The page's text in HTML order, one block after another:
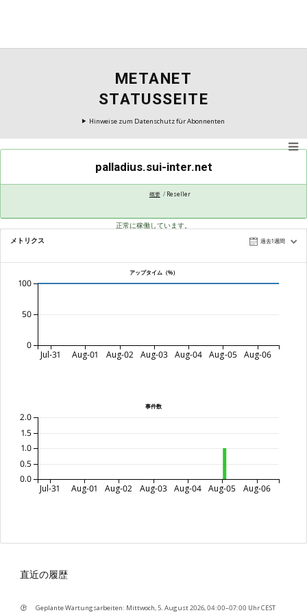
METANET
STATUSSEITE
Hinweise zum Datenschutz für Abonnenten
palladius.sui-inter.net
概要 Reseller
正常に稼働しています。
メトリクス 過去1週間
アップタイム（%）
Jul-31 Aug-01 Aug-02 Aug-03 Aug-04 Aug-05 Aug-06
0
50
100
事件数
Jul-31 Aug-01 Aug-02 Aug-03 Aug-04 Aug-05 Aug-06
0.0
0.5
1.0
1.5
2.0
直近の履歴
Geplante Wartungsarbeiten: Mittwoch, 5. August 2026, 04:00–07:00 Uhr CEST